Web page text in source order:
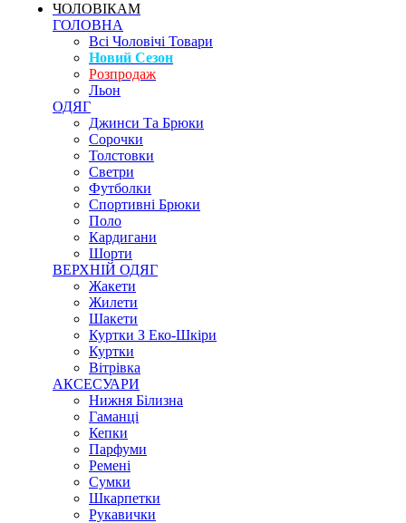
ЧОЛОВІКАМ
ГОЛОВНА
Всі Чоловічі Товари
Новий Сезон
Розпродаж
Льон
ОДЯГ
Джинси Та Брюки
Сорочки
Толстовки
Светри
Футболки
Спортивні Брюки
Поло
Кардигани
Шорти
ВЕРХНІЙ ОДЯГ
Жакети
Жилети
Шакети
Куртки З Еко-Шкіри
Куртки
Вітрівка
АКСЕСУАРИ
Нижня Білизна
Гаманці
Кепки
Парфуми
Ремені
Сумки
Шкарпетки
Рукавички